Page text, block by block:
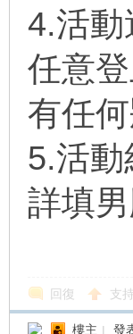
4.活動
任意
有任
5.活
詳填男
回復 支持
樓主 | 發